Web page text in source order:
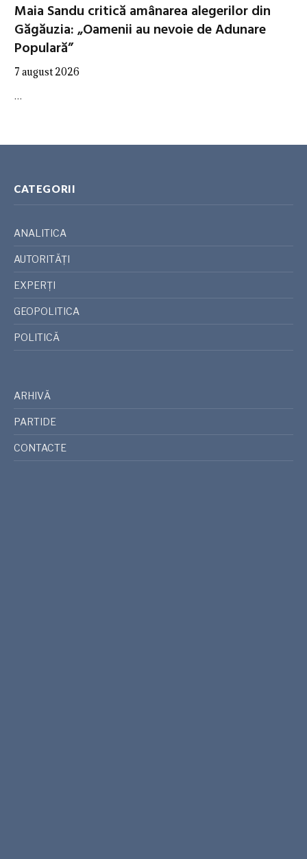
Maia Sandu critică amânarea alegerilor din
Găgăuzia: „Oamenii au nevoie de Adunare
Populară”
7 august 2026
…
CATEGORII
ANALITICA
AUTORITĂȚI
EXPERȚI
GEOPOLITICA
POLITICĂ
ARHIVĂ
PARTIDE
CONTACTE